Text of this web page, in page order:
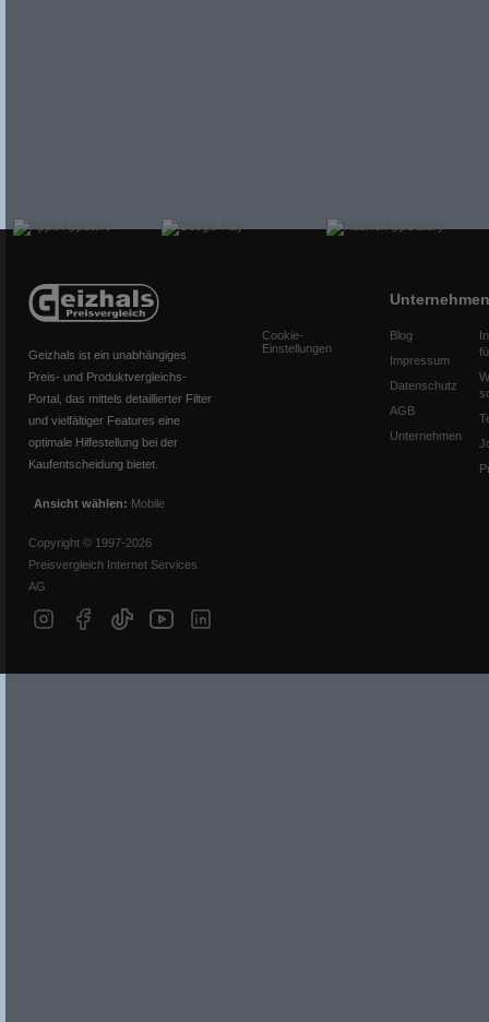
Geizhals ist ein unabhängiges
Preis- und Produktvergleichs-
Portal, das mittels detaillierter Filter
und vielfältiger Features eine
optimale Hilfestellung bei der
Kaufentscheidung bietet.
Ansicht wählen: Mobile
Copyright © 1997-2026
Preisvergleich Internet Services
AG
Cookie-
Einstellungen
Unternehmen
Blog
Impressum
Datenschutz
AGB
Unternehmen